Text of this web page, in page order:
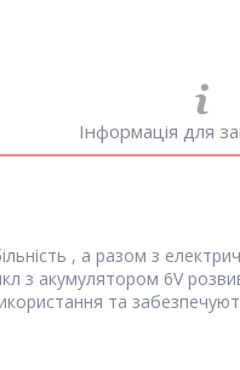
Інформація для
, а разом з
з акумулятором 6V
та